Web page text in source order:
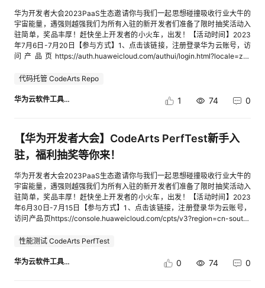
为云CodeArts征文活动还有机会获得丰富的奖品哦！期待您的参与和分享！
了解“2023华为产品测评官——开发者之声”活动链接：
https://marketing.csdn.net/p/15569b1cea7105229beda46d907e41ca
一、活动准备戳链接，领资源，免费开通华为云软件开发生产线CodeArts套
餐：开通入口链接：软件开发生产线CodeArts_DevOps_开发者平台-华为
为云CodeArts产品体验，在本活动帖评论区参与互动，输出您对CodeArts
二：围绕华为云软件开发生产线CodeArts，原创发布教程、技术分享、行业
（不包含代码串），需符合征稿主题、符合法律法规的原创文章；3.内容结
构完整（活动介绍、产品体验过程、整体总结或建议等）；4.内容可以是分
享有价值的实战经验（具体的操作步骤和结果）、华为云CodeArts的独特功
能（或新颖的应用场景）、对华为云CodeArts深入的理解和分析；5.排版整
洁、图文并茂、内容有深度；6.发布方式：在本篇活动帖评论区发布CSDN
博客投稿文章地址。三、奖项设置（根据库存可能出现缺货情况，将替换为
等价值礼品）参与活动一：评论点赞前三名华为开发者定制周边（攻城狮鼠
标垫、攻城狮行李牌、数据线）参与活动二：文章综合得分前二十名，依次
获得以下礼品：评分规则：阅读量*30% + 评论量*20% + 专家评审（由华
为云与CSDN共同评分）文章质量50%一等奖 3名：荣耀智能体脂秤2（白
色）二等奖 5名：华为定制折叠双肩包三等奖 5名：CSDN定制飞盘四等奖
7名：CSDN定制棒球帽四、活动时间活动截止时间：2023年7月31日点击
华为开发者大会2023PaaS生态邀请你与我们一起思想碰撞吸收行业大牛的
宇宙能量，遇强则越强我们为所有入驻的新开发者们准备了限时抽奖活动入
驻简单，奖品丰厚！赶快坐上开发者的小火车，出发！【活动时间】2023
年7月6日-7月20日【参与方式】1、点击该链接，注册登录华为云账号，访
问产品页https://auth.huaweicloud.com/authui/login.html?locale=zh-
codehub.html%3Futm_medium%3Dhdc#/login2、完成访问后，点击或扫
注册用户参与：请务必先通过产品页注册再参与抽奖 【活动奖品】华为
为华为云新注册用户。同时为保证活动公平性，禁止用户以IAM账号身份参
与活动，否则将视为无效。本次活动如一个用户对应多个账号，只有一个账
号可领取奖励。中奖后经核查非上述产品链接注册用户，将取消中奖资格请
开发者不要在活动期间随意修改社区昵称和华为云账号，由此产生的统计问
题，如过了申诉期，小助手不再处理。（申诉期为活动结果公示3天内。）
抽中奖品为随机，不能指定奖品。【奖品发放说明】1.每位参加活动的开发
者用户理解并同意，为联系获奖开发者用户以及奖品发放的需要，开发者用
户须在参与活动之时提供您的真实个人信息，包括：姓名、联系方式、通讯
地址等。活动主办方将仅为前述目的以及适用法律限度内收集和使用开发者
华为云《隐私政策声明》；开发者用户参加本活动视为理解并同意华为云
https://www.huaweicloud.com/declaration/sa_prp.html、
https://www.huaweicloud.com/declaration/sa_devprp.html 。2.获奖开发
代码托管 CodeArts Repo
华为云软件工具链 1 74 0
【华为开发者大会】CodeArts PerfTest新手入
驻，福利抽奖等你来！
华为开发者大会2023PaaS生态邀请你与我们一起思想碰撞吸收行业大牛的
宇宙能量，遇强则越强我们为所有入驻的新开发者们准备了限时抽奖活动入
驻简单，奖品丰厚！赶快坐上开发者的小火车，出发！【活动时间】2023
年6月30日-7月15日【参与方式】1、点击该链接，注册登录华为云账号，
访问产品页https://console.huaweicloud.com/cpts/v3?region=cn-south-
卷链接参与简单调研，即可抽奖cid:link_2注意：本次活动仅限新注册用户参
帆布包开发者定制鼠标垫+盲盒冰箱贴组合无线鼠标文件收纳袋抽奖为概率
性能测试 CodeArts PerfTest
华为云软件工具链 0 74 0